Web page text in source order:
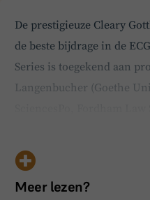
De prestigieuze Cleary
de beste bijdrage in de
Series is toegekend aan
Langenbucher (Goethe
Trust: A corporate law
decision-making in the
innovatief juridisch kader
Meer lezen?